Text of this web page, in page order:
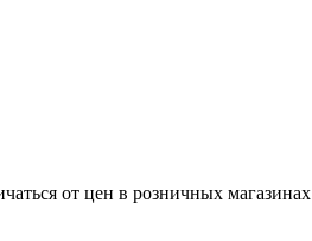
от цен в розничных магазинах